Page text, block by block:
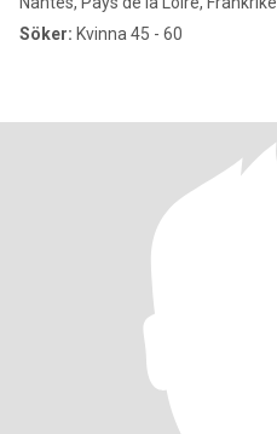
Söker: Kvinna 45 - 60